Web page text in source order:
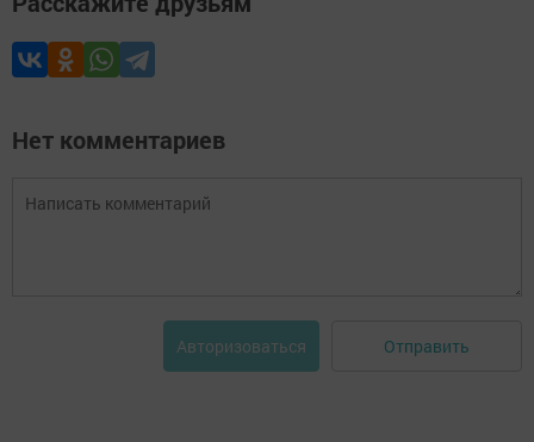
Нет комментариев
Авторизоваться Отправить